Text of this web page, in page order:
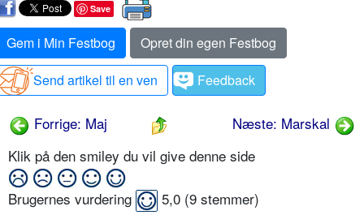
Save
Gem i Min Festbog
Opret din egen Festbog
Send artikel til en ven
Feedback
Forrige: Maj
Næste: Marskal
Klik på den smiley du vil give denne side
Brugernes vurdering 5,0 (9 stemmer)